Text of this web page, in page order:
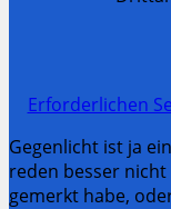
Erforderlichen
Gegenlicht ist ja
reden besser
gemerkt habe,